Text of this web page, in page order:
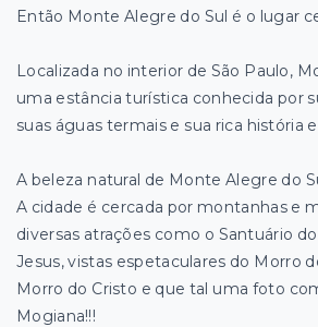
Então Monte Alegre do Sul é o lugar
Localizada no interior de São Paulo,
uma estância turística conhecida por
suas águas termais e sua rica história
A beleza natural de Monte Alegre do
A cidade é cercada por montanhas e
diversas atrações como o Santuário
Jesus, vistas espetaculares do Morro
Morro do Cristo e que tal uma foto
Mogiana!!!